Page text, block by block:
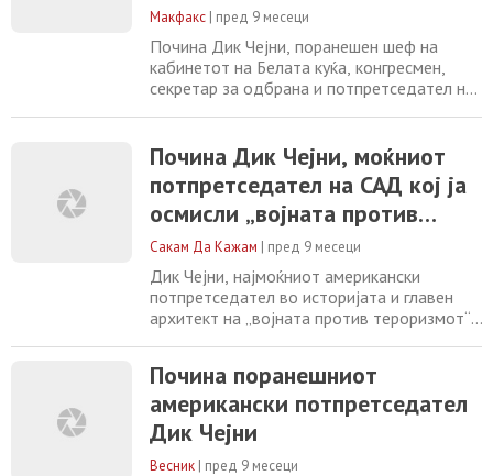
Макфакс | пред 9 месеци
Почина Дик Чејни, поранешен шеф на
кабинетот на Белата куќа, конгресмен,
секретар за одбрана и потпретседател на
куќа под Ричард Никсон, шеф на
кабинетот под Џералд Форд, секретар за
одбрана под Џорџ Х. В. Буш и
потпретседател за Џорџ В. Буш. Почина
од компликации од пневмонија,
Почина Дик Чејни, моќниот
потпретседател на САД кој ја
осмисли „војната против
тероризмот“ по 11 септември
2001
Сакам Да Кажам | пред 9 месеци
Дик Чејни, најмоќниот американски
потпретседател во историјата и главен
архитект на „војната против тероризмот“,
на САД, служејќи два мандата со
претседателот Џорџ Буш од 2001 до
2009 година. Тој со децении беше моќен
играч во Вашингтон, но во последните
години се најде во
Почина поранешниот
американски потпретседател
Дик Чејни
Весник | пред 9 месеци